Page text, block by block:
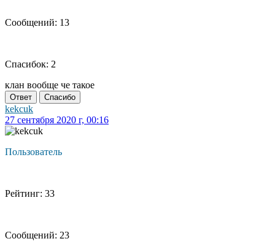
Сообщений: 13
Спасибок: 2
клан вообще че такое
Ответ Спасибо
kekcuk
27 сентября 2020 г, 00:16
Пользователь
Рейтинг: 33
Сообщений: 23